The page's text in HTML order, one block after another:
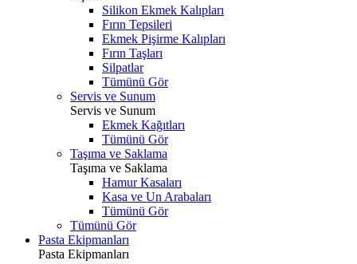
Silikon Ekmek Kalıpları
Fırın Tepsileri
Ekmek Pişirme Kalıpları
Fırın Taşları
Silpatlar
Tümünü Gör
Servis ve Sunum
Servis ve Sunum
Ekmek Kağıtları
Tümünü Gör
Taşıma ve Saklama
Taşıma ve Saklama
Hamur Kasaları
Kasa ve Un Arabaları
Tümünü Gör
Tümünü Gör
Pasta Ekipmanları
Pasta Ekipmanları